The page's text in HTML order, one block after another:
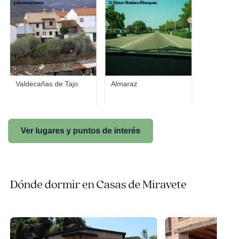
Valdecañas de Tajo
juliocampoamor
Almaraz
© Victor Madera Blazquez
Ver lugares y puntos de interés
Dónde dormir en Casas de Miravete